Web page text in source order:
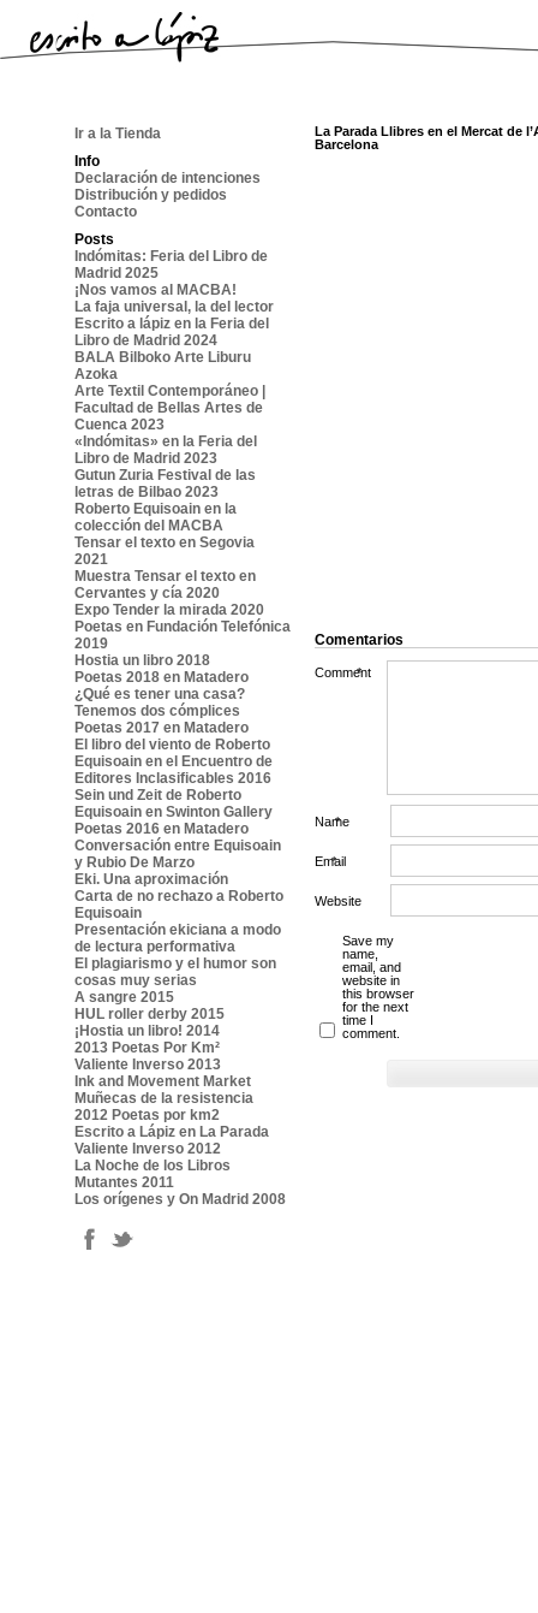
Ir a la Tienda
Info
Declaración de intenciones
Distribución y pedidos
Contacto
Posts
Indómitas: Feria del Libro de
Madrid 2025
¡Nos vamos al MACBA!
La faja universal, la del lector
Escrito a lápiz en la Feria del
Libro de Madrid 2024
BALA Bilboko Arte Liburu
Azoka
Arte Textil Contemporáneo |
Facultad de Bellas Artes de
Cuenca 2023
«Indómitas» en la Feria del
Libro de Madrid 2023
Gutun Zuria Festival de las
letras de Bilbao 2023
Roberto Equisoain en la
colección del MACBA
Tensar el texto en Segovia
2021
Muestra Tensar el texto en
Cervantes y cía 2020
Expo Tender la mirada 2020
Poetas en Fundación Telefónica
2019
Hostia un libro 2018
Poetas 2018 en Matadero
¿Qué es tener una casa?
Tenemos dos cómplices
Poetas 2017 en Matadero
El libro del viento de Roberto
Equisoain en el Encuentro de
Editores Inclasificables 2016
Sein und Zeit de Roberto
Equisoain en Swinton Gallery
Poetas 2016 en Matadero
Conversación entre Equisoain
y Rubio De Marzo
Eki. Una aproximación
Carta de no rechazo a Roberto
Equisoain
Presentación ekiciana a modo
de lectura performativa
El plagiarismo y el humor son
cosas muy serias
A sangre 2015
HUL roller derby 2015
¡Hostia un libro! 2014
2013 Poetas Por Km²
Valiente Inverso 2013
Ink and Movement Market
Muñecas de la resistencia
2012 Poetas por km2
Escrito a Lápiz en La Parada
Valiente Inverso 2012
La Noche de los Libros
Mutantes 2011
Los orígenes y On Madrid 2008
La Parada Llibres en el Mercat de
Barcelona
Comentarios
Comment
*
Name
*
Email
*
Website
Save my
name,
email, and
website in
this browser
for the next
time I
comment.